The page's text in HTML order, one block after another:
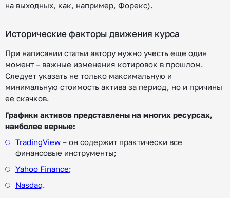
на выходных, как, например, Форекс).
Исторические факторы движения курса
При написании статьи автору нужно учесть еще один
момент – важные изменения котировок в прошлом.
Следует указать не только максимальную и
минимальную стоимость актива за период, но и причины
ее скачков.
Графики активов представлены на многих ресурсах,
наиболее верные:
TradingView – он содержит практически все
финансовые инструменты;
Yahoo Finance;
Nasdaq.